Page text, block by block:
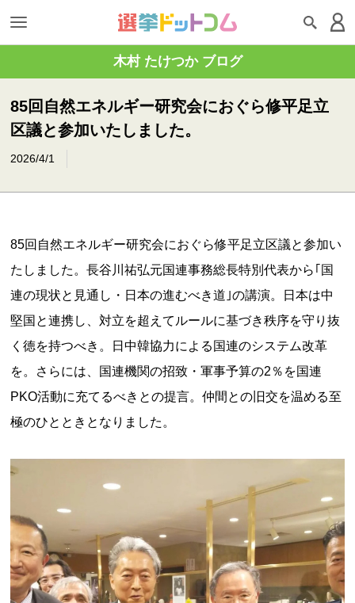
木村 たけつか ブログ
85回自然エネルギー研究会におぐら修平足立
区議と参加いたしました。
2026/4/1
85回自然エネルギー研究会におぐら修平足立区議と参加い
たしました。長谷川祐弘元国連事務総長特別代表から｢国
連の現状と見通し・日本の進むべき道｣の講演。日本は中
堅国と連携し、対立を超えてルールに基づき秩序を守り抜
く徳を持つべき。日中韓協力による国連のシステム改革
を。さらには、国連機関の招致・軍事予算の2％を国連
PKO活動に充てるべきとの提言。仲間との旧交を温める至
極のひとときとなりました。